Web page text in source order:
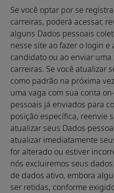
Se você optar por se
carreiras, poderá acessar,
alguns Dados pessoais
nesse site ao fazer o login
candidato ou ao enviar
carreiras. Se você atualizar
como padrão na próxima
uma vaga com sua conta
pessoais já enviados para
posição específica, reenvie
atualizar seus Dados
atualizar imediatamente
for alterado ou estiver
nós excluiremos seus
de dados ativo, embora
ser retidas, conforme